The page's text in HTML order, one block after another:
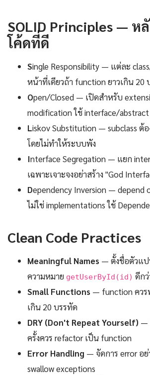
SOLID Principles — ห
โค้ดที่ดี
Single Responsibility — แต่ละ
หน้าที่เดียวถ้า function ยาวเกิน 20
Open/Closed — เปิดสำหรับ
modification ใช้ interface/abstract
Liskov Substitution — subclass ต้
โดยไม่ทำให้ระบบพัง
Interface Segregation — แยก
เฉพาะเจาะจงอย่าสร้าง "God
Dependency Inversion — depend
ไม่ใช่ implementations ใช้
Clean Code Practices
Meaningful Names — ตั้งชื่อตัวแ
ความหมาย getUserById(id) ดีก
Small Functions — function ควร
เกิน 20 บรรทัด
DRY (Don't Repeat Yourself) —
ครั้งควร refactor เป็น function
Error Handling — จัดการ error อย่
swallow exceptions